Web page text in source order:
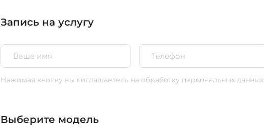
Запись на услугу
Нажимая кнопку вы соглашаетесь на обработку персональных данных
Выберите модель